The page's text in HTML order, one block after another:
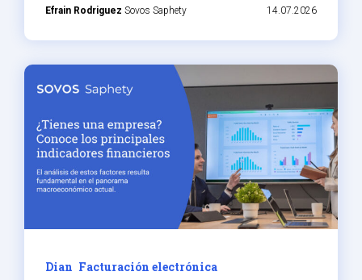
Efrain Rodriguez Sovos Saphety 14.07.2026
Dian Facturación electrónica